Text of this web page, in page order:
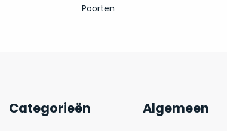
Poorten
Categorieën Algemeen